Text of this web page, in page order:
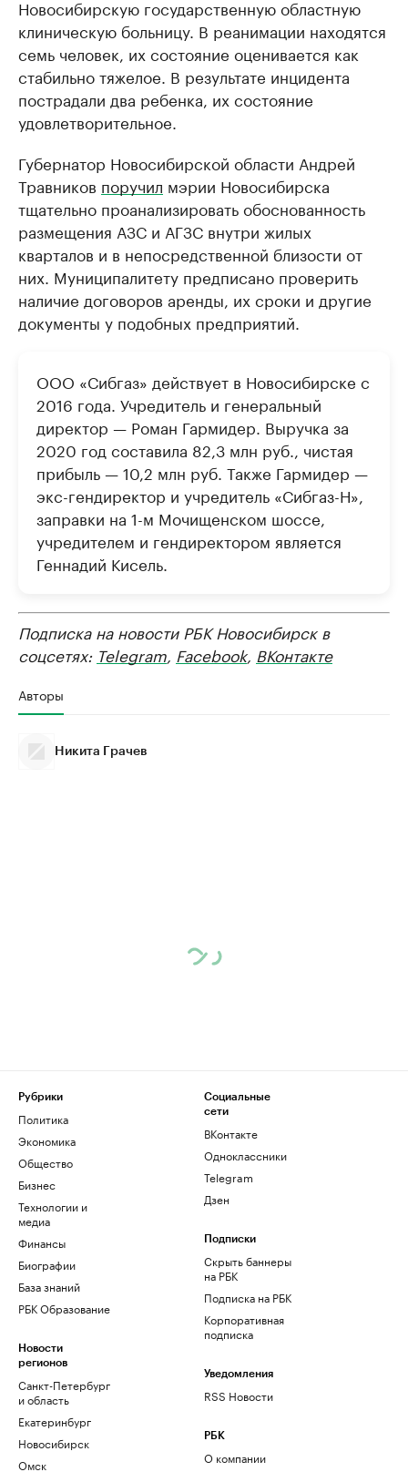
Новосибирскую государственную областную
клиническую больницу. В реанимации находятся
семь человек, их состояние оценивается как
стабильно тяжелое. В результате инцидента
пострадали два ребенка, их состояние
удовлетворительное.
Губернатор Новосибирской области Андрей
Травников поручил мэрии Новосибирска
тщательно проанализировать обоснованность
размещения АЗС и АГЗС внутри жилых
кварталов и в непосредственной близости от
них. Муниципалитету предписано проверить
наличие договоров аренды, их сроки и другие
документы у подобных предприятий.
ООО «Сибгаз» действует в Новосибирске с
2016 года. Учредитель и генеральный
директор — Роман Гармидер. Выручка за
2020 год составила 82,3 млн руб., чистая
прибыль — 10,2 млн руб. Также Гармидер —
экс-гендиректор и учредитель «Сибгаз-Н»,
заправки на 1-м Мочищенском шоссе,
учредителем и гендиректором является
Геннадий Кисель.
Подписка на новости РБК Новосибирск в
соцсетях: Telegram, Facebook, ВКонтакте
Авторы
Никита Грачев
Рубрики
Политика
Экономика
Общество
Бизнес
Технологии и
медиа
Финансы
Биографии
База знаний
РБК Образование
Новости
регионов
Санкт-Петербург
и область
Екатеринбург
Новосибирск
Омск
Социальные
сети
ВКонтакте
Одноклассники
Telegram
Дзен
Подписки
Скрыть баннеры
на РБК
Подписка на РБК
Корпоративная
подписка
Уведомления
RSS Новости
РБК
О компании